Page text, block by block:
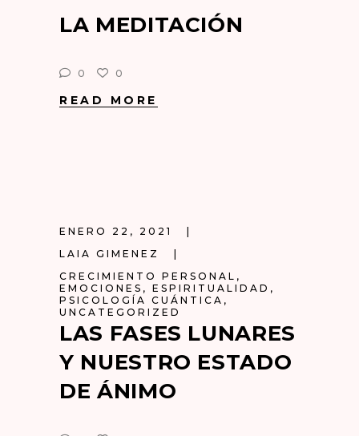
LA MEDITACIÓN
0 0
READ MORE
ENERO 22, 2021
LAIA GIMENEZ
CRECIMIENTO PERSONAL ,
EMOCIONES , ESPIRITUALIDAD ,
PSICOLOGÍA CUÁNTICA ,
UNCATEGORIZED
LAS FASES LUNARES
Y NUESTRO ESTADO
DE ÁNIMO